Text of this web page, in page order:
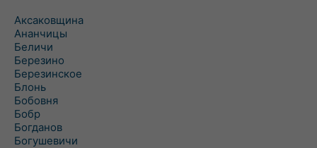
Аксаковщина
Ананчицы
Беличи
Березино
Березинское
Блонь
Бобовня
Бобр
Богданов
Богушевичи